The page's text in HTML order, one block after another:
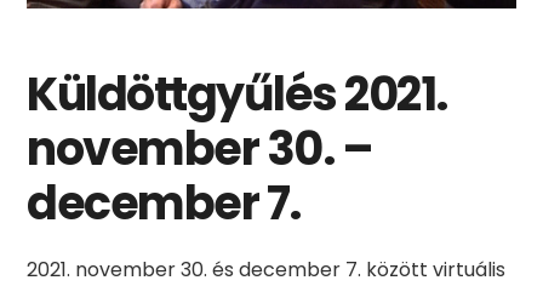
Küldöttgyűlés 2021.
november 30. –
december 7.
november 30. és december 7. között virtuális